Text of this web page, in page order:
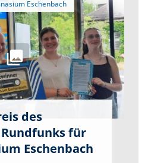
des
für
Eschenbach